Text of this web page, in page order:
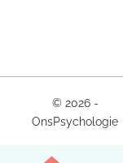
© 2026 -
OnsPsychologie